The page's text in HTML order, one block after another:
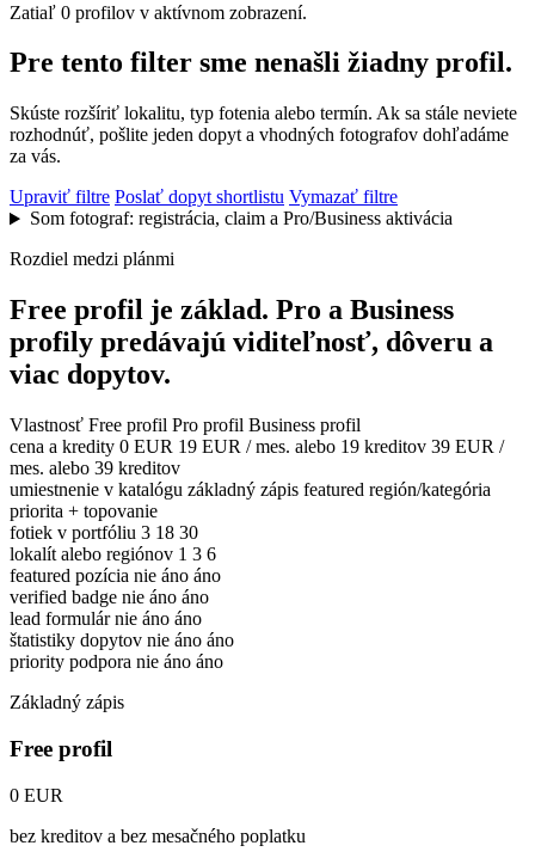
Zatiaľ 0 profilov v aktívnom zobrazení.
Pre tento filter sme nenašli žiadny profil.
Skúste rozšíriť lokalitu, typ fotenia alebo termín. Ak sa stále neviete
rozhodnúť, pošlite jeden dopyt a vhodných fotografov dohľadáme
za vás.
Upraviť filtre Poslať dopyt shortlistu Vymazať filtre
Som fotograf: registrácia, claim a Pro/Business aktivácia
Rozdiel medzi plánmi
Free profil je základ. Pro a Business
profily predávajú viditeľnosť, dôveru a
viac dopytov.
Vlastnosť Free profil Pro profil Business profil
cena a kredity 0 EUR 19 EUR / mes. alebo 19 kreditov 39 EUR /
mes. alebo 39 kreditov
umiestnenie v katalógu základný zápis featured región/kategória
priorita + topovanie
fotiek v portfóliu 3 18 30
lokalít alebo regiónov 1 3 6
featured pozícia nie áno áno
verified badge nie áno áno
lead formulár nie áno áno
štatistiky dopytov nie áno áno
priority podpora nie áno áno
Základný zápis
Free profil
0 EUR
bez kreditov a bez mesačného poplatku